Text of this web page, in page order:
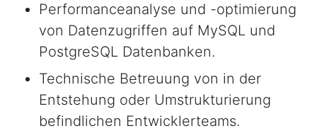
Performanceanalyse und -optimierung
von Datenzugriffen auf MySQL und
PostgreSQL Datenbanken.
Technische Betreuung von in der
Entstehung oder Umstrukturierung
befindlichen Entwicklerteams.